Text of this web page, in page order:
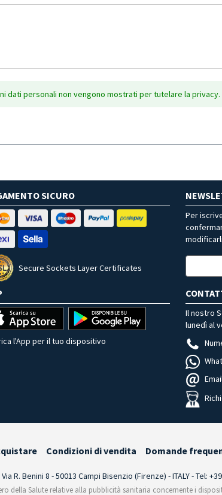
dati personali non vengono mostrati per tutelare la privacy.
SICURO
Secure Sockets Layer Certificates
Per
l'App per il tuo dispositivo
Il nostro
lunedì al
Condizioni di vendita Domande
R. Benini 8 - 50013 Campi Bisenzio (Firenze) - ITALY - Tel:
della Salute relative alla pubblicità sanitaria concernente i